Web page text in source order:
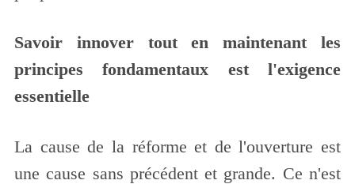
Savoir innover tout en maintenant les
principes fondamentaux est l'exigence
essentielle
La cause de la réforme et de l'ouverture est
une cause sans précédent et grande. Ce n'est